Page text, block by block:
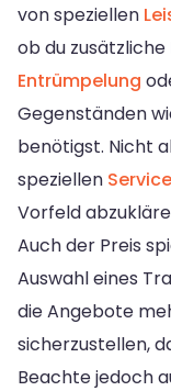
von speziellen
ob du
Entrümpelung
Gegenständen
benötigst. Nicht
speziellen
Vorfeld
Auch der Preis
Auswahl eines
die Angebote
sicherzustellen,
Beachte jedoch